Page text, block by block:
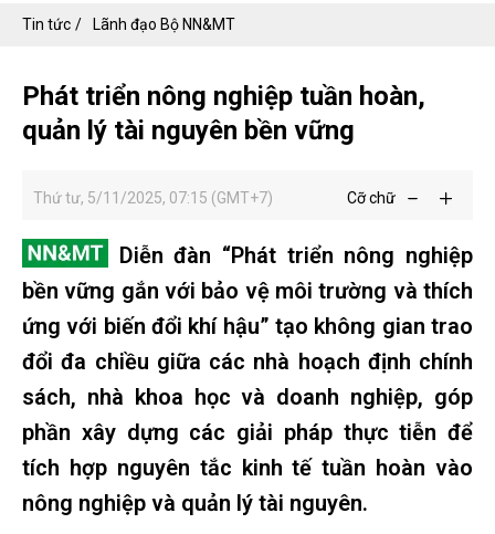
Tin tức Lãnh đạo Bộ NN&MT
Phát triển nông nghiệp tuần hoàn,
quản lý tài nguyên bền vững
Thứ tư, 5/11/2025, 07:15 (GMT+7) Cỡ chữ
Diễn đàn “Phát triển nông nghiệp
bền vững gắn với bảo vệ môi trường và thích
ứng với biến đổi khí hậu” tạo không gian trao
đổi đa chiều giữa các nhà hoạch định chính
sách, nhà khoa học và doanh nghiệp, góp
phần xây dựng các giải pháp thực tiễn để
tích hợp nguyên tắc kinh tế tuần hoàn vào
nông nghiệp và quản lý tài nguyên.